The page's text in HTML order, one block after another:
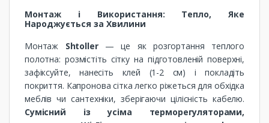
Монтаж і Використання: Тепло, Яке
Народжується за Хвилини
Монтаж Shtoller— це як розгортання теплого
полотна: розмістіть сітку на підготовленій поверхні,
зафіксуйте, нанесіть клей (1-2 см) і покладіть
покриття. Капронова сітка легко ріжеться для обхідка
меблів чи сантехніки, зберігаючи цілісність кабелю.
Сумісний із усіма терморегуляторами,